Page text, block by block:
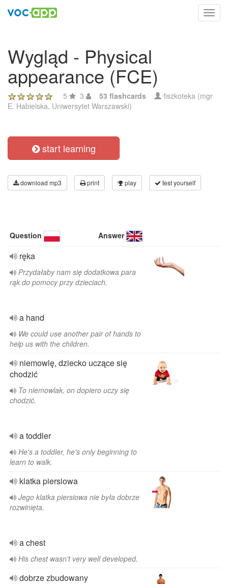
Wygląd - Physical
appearance (FCE)
5 3 53 flashcards
fiszkoteka (mgr
E. Habielska, Uniwersytet Warszawski)
start learning
download mp3 print play test yourself
Question Answer
ręka
Przydałaby nam się dodatkowa para
rąk do pomocy przy dzieciach.
a hand
We could use another pair of hands to
help us with the children.
niemowlę, dziecko uczące się
chodzić
To niemowlak, on dopiero uczy się
chodzić.
a toddler
He's a toddler, he's only beginning to
learn to walk.
klatka piersiowa
Jego klatka piersiowa nie była dobrze
rozwinięta.
a chest
His chest wasn't very well developed.
dobrze zbudowany